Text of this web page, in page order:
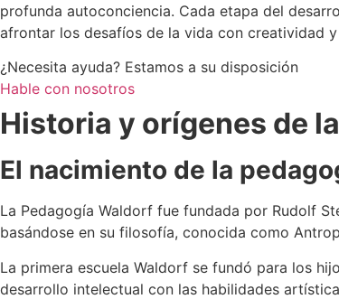
profunda autoconciencia. Cada etapa del
afrontar los desafíos de la vida con creatividad
¿Necesita ayuda? Estamos a su disposición
Hable con nosotros
Historia y orígenes de
El nacimiento de la
La Pedagogía Waldorf fue fundada por Rudolf
basándose en su filosofía, conocida como
La primera escuela Waldorf se fundó para los
desarrollo intelectual con las habilidades